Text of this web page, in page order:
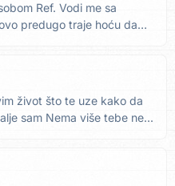
Ref. Vodi me sa
predugo traje hoću da
život što te uze kako da
sam Nema više tebe ne...